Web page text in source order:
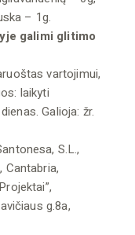
– 1g.
galimi glitimo
vartojimui,
laikyti
Galioja: žr.
S.L.,
g.8a,